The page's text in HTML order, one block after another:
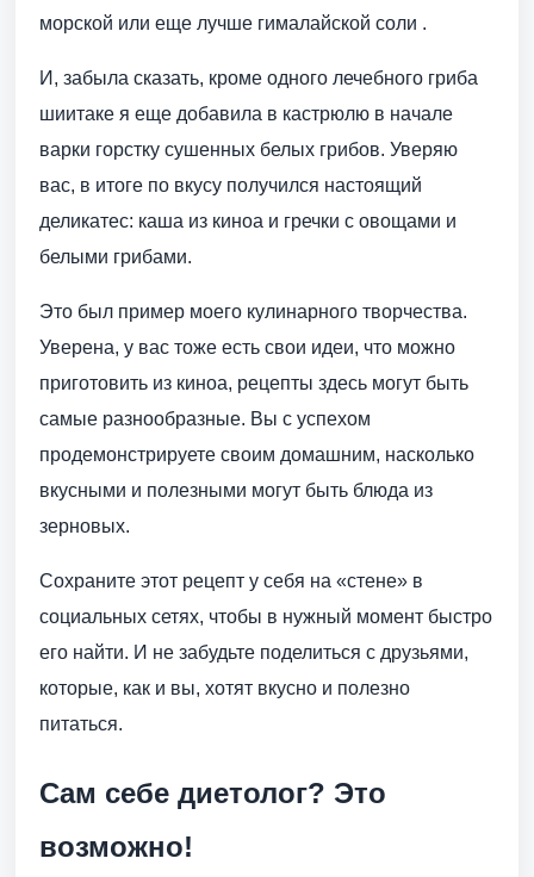
морской или еще лучше гималайской соли .
И, забыла сказать, кроме одного лечебного гриба
шиитаке я еще добавила в кастрюлю в начале
варки горстку сушенных белых грибов. Уверяю
вас, в итоге по вкусу получился настоящий
деликатес: каша из киноа и гречки с овощами и
белыми грибами.
Это был пример моего кулинарного творчества.
Уверена, у вас тоже есть свои идеи, что можно
приготовить из киноа, рецепты здесь могут быть
самые разнообразные. Вы с успехом
продемонстрируете своим домашним, насколько
вкусными и полезными могут быть блюда из
зерновых.
Сохраните этот рецепт у себя на «стене» в
социальных сетях, чтобы в нужный момент быстро
его найти. И не забудьте поделиться с друзьями,
которые, как и вы, хотят вкусно и полезно
питаться.
Сам себе диетолог? Это
возможно!